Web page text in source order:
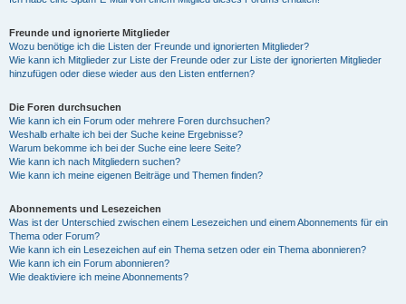
Freunde und ignorierte Mitglieder
Wozu benötige ich die Listen der Freunde und ignorierten Mitglieder?
Wie kann ich Mitglieder zur Liste der Freunde oder zur Liste der ignorierten Mitglieder
hinzufügen oder diese wieder aus den Listen entfernen?
Die Foren durchsuchen
Wie kann ich ein Forum oder mehrere Foren durchsuchen?
Weshalb erhalte ich bei der Suche keine Ergebnisse?
Warum bekomme ich bei der Suche eine leere Seite?
Wie kann ich nach Mitgliedern suchen?
Wie kann ich meine eigenen Beiträge und Themen finden?
Abonnements und Lesezeichen
Was ist der Unterschied zwischen einem Lesezeichen und einem Abonnements für ein
Thema oder Forum?
Wie kann ich ein Lesezeichen auf ein Thema setzen oder ein Thema abonnieren?
Wie kann ich ein Forum abonnieren?
Wie deaktiviere ich meine Abonnements?